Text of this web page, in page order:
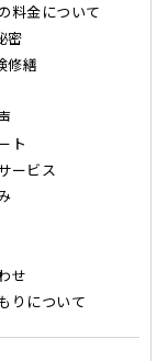
料金について
密
修繕
ト
ービス
せ
りについて